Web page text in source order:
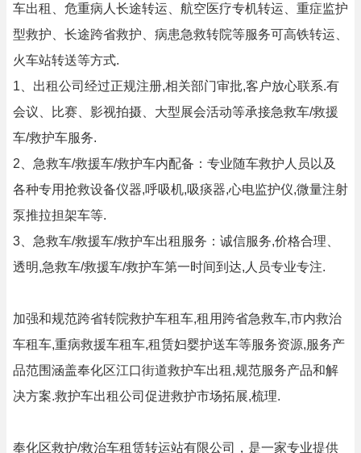
车出租、危重病人长途转运、航空医疗专机转运、重症监护
型救护、长途跨省救护、病患急救转院等服务可高铁转运、
火车站转送等方式.
1、出租公司经过正规注册,相关部门审批,客户放心联系.有
会议、比赛、影视拍摄、大型展会活动等承接急救车/救援
车/救护车服务.
2、急救车/救援车/救护车内配备：专业随车救护人员以及
各种专用抢救设备仪器,呼吸机,吸痰器,心电监护仪,微量注射
泵推拉担架车等.
3、急救车/救援车/救护车出租服务：诚信服务,价格合理、
透明,急救车/救援车/救护车第一时间到达,人员专业专注.
加强和规范跨省转院救护车租车,租用跨省急救车,市内救治
车租车,重病救援车租车,租赁妇婴护送车等服务资源,服务产
品范围涵盖奉化区江口街道救护车出租,规范服务产品和解
决方案.救护车出租公司促进救护市场拓展,梳理.
奉化区救护/救治车租赁转运站有限公司，是一家专业提供